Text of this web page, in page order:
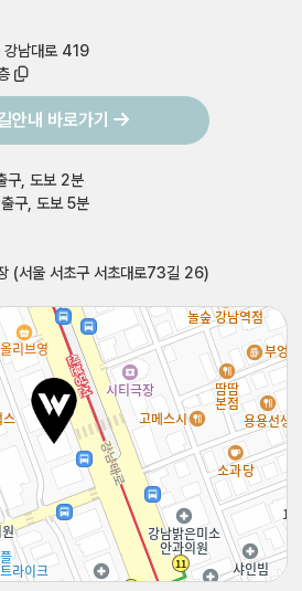
강남대로 419
안내 바로가기
구, 도보 2분
구, 도보 5분
(서울 서초구 서초대로73길 26)